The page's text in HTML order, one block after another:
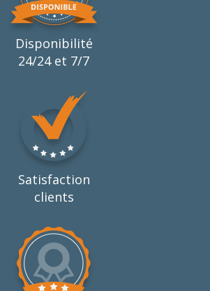
Disponibilité
24/24 et 7/7
Satisfaction
clients